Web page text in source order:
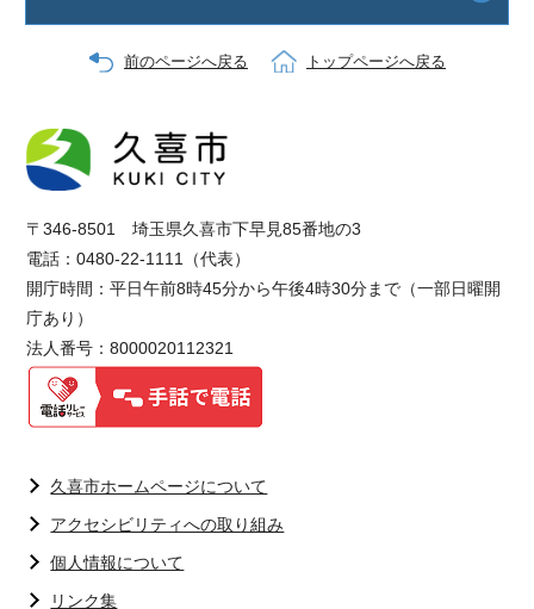
前のページへ戻る トップページへ戻る
〒346-8501 埼玉県久喜市下早見85番地の3
電話：0480-22-1111（代表）
開庁時間：平日午前8時45分から午後4時30分まで（一部日曜開
庁あり）
法人番号：8000020112321
久喜市ホームページについて
アクセシビリティへの取り組み
個人情報について
リンク集